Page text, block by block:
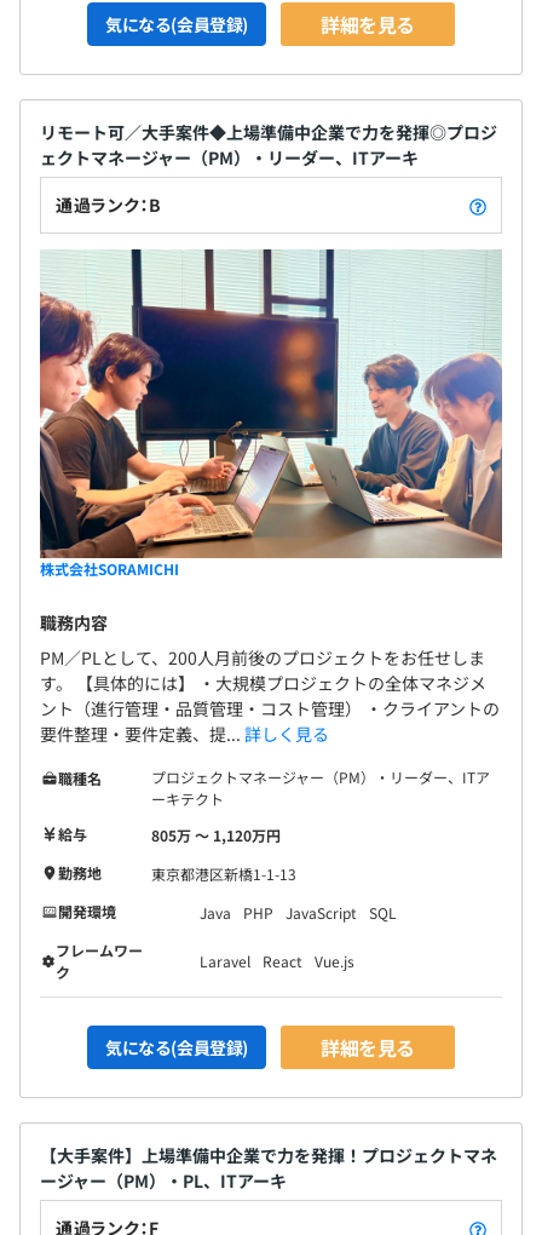
気になる(会員登録) 詳細を見る
リモート可／大手案件◆上場準備中企業で力を発揮◎プロジ
ェクトマネージャー（PM）・リーダー、ITアーキ
通過ランク：B
株式会社SORAMICHI
職務内容
PM／PLとして、200人月前後のプロジェクトをお任せしま
す。 【具体的には】 ・大規模プロジェクトの全体マネジメ
ント（進行管理・品質管理・コスト管理） ・クライアントの
要件整理・要件定義、提... 詳しく見る
職種名
プロジェクトマネージャー（PM）・リーダー、ITア
ーキテクト
給与
805万 〜 1,120万円
勤務地
東京都港区新橋1-1-13
開発環境
Java PHP JavaScript
SQL
フレームワー
ク
Laravel React Vue.js
気になる(会員登録) 詳細を見る
【大手案件】上場準備中企業で力を発揮！プロジェクトマネ
ージャー（PM）・PL、ITアーキ
通過ランク：F